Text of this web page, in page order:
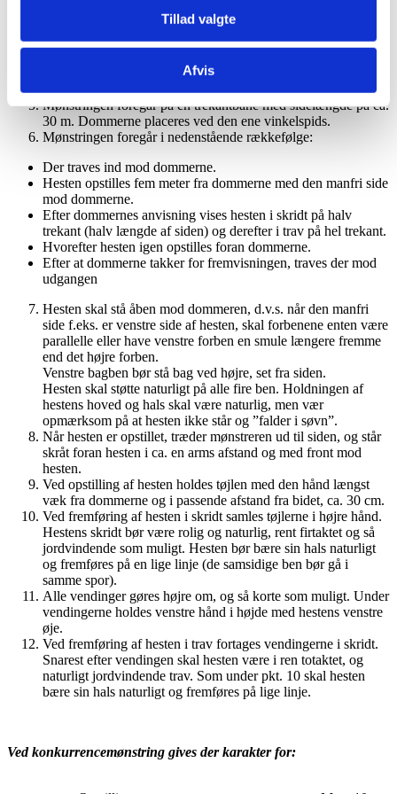
Tillad valgte
Afvis
påklædning eller farve.
Ridepisk kan evt. føres i venstre hånd.
En hjælper udstyret med pisk er tilladt, men hjælperen skal
optræde diskret.
Mønstringen foregår på en trekantbane med sidelængde på ca.
30 m. Dommerne placeres ved den ene vinkelspids.
Mønstringen foregår i nedenstående rækkefølge:
Der traves ind mod dommerne.
Hesten opstilles fem meter fra dommerne med den manfri side
mod dommerne.
Efter dommernes anvisning vises hesten i skridt på halv
trekant (halv længde af siden) og derefter i trav på hel trekant.
Hvorefter hesten igen opstilles foran dommerne.
Efter at dommerne takker for fremvisningen, traves der mod
udgangen
Hesten skal stå åben mod dommeren, d.v.s. når den manfri
side f.eks. er venstre side af hesten, skal forbenene enten være
parallelle eller have venstre forben en smule længere fremme
end det højre forben.
Venstre bagben bør stå bag ved højre, set fra siden.
Hesten skal støtte naturligt på alle fire ben. Holdningen af
hestens hoved og hals skal være naturlig, men vær
opmærksom på at hesten ikke står og ”falder i søvn”.
Når hesten er opstillet, træder mønstreren ud til siden, og står
skråt foran hesten i ca. en arms afstand og med front mod
hesten.
Ved opstilling af hesten holdes tøjlen med den hånd længst
væk fra dommerne og i passende afstand fra bidet, ca. 30 cm.
Ved fremføring af hesten i skridt samles tøjlerne i højre hånd.
Hestens skridt bør være rolig og naturlig, rent firtaktet og så
jordvindende som muligt. Hesten bør bære sin hals naturligt
og fremføres på en lige linje (de samsidige ben bør gå i
samme spor).
Alle vendinger gøres højre om, og så korte som muligt. Under
vendingerne holdes venstre hånd i højde med hestens venstre
øje.
Ved fremføring af hesten i trav fortages vendingerne i skridt.
Snarest efter vendingen skal hesten være i ren totaktet, og
naturligt jordvindende trav. Som under pkt. 10 skal hesten
bære sin hals naturligt og fremføres på lige linje.
Ved konkurrencemønstring gives der karakter for: